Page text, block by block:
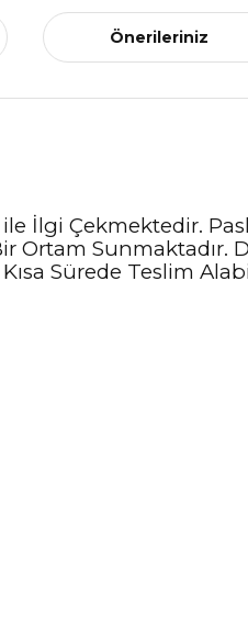
Önerileriniz
İlgi Çekmektedir.
Ortam
Sürede Teslim